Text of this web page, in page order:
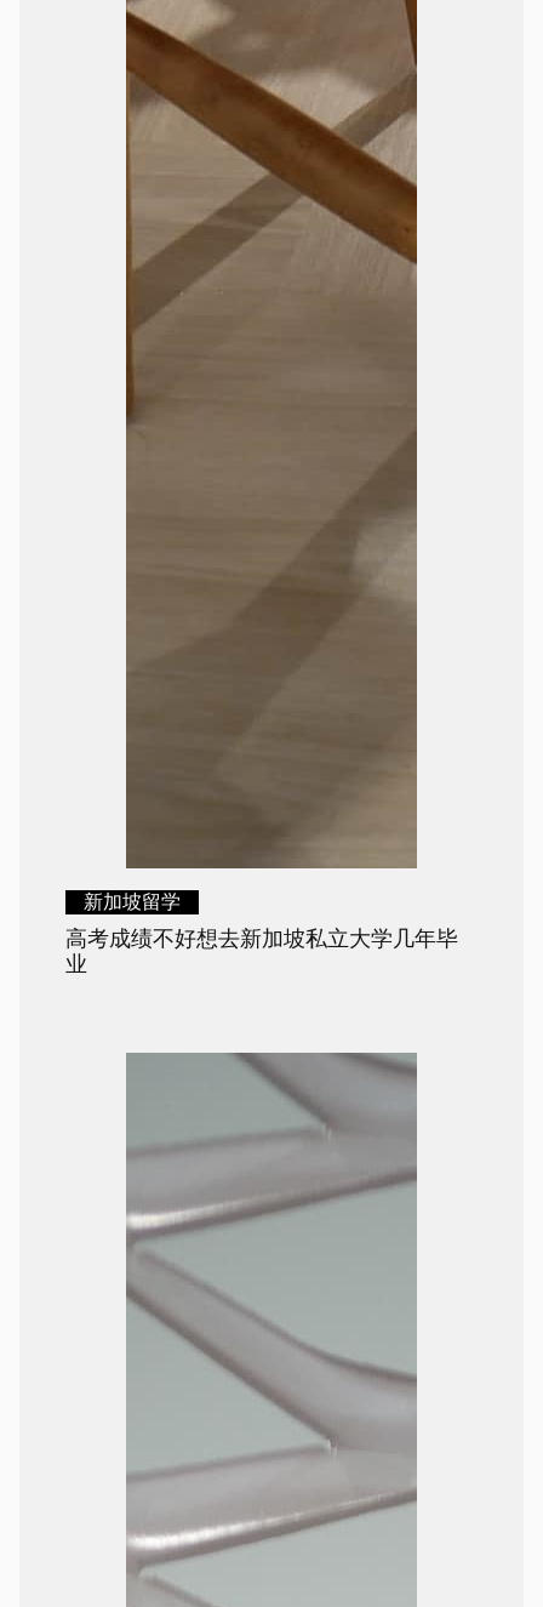
新加坡留学
高考成绩不好想去新加坡私立大学几年毕
业